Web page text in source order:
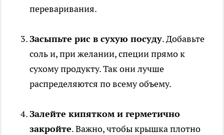
переваривания.
Засыпьте рис в сухую посуду. Добавьте
соль и, при желании, специи прямо к
сухому продукту. Так они лучше
распределяются по всему объему.
Залейте кипятком и герметично
закройте. Важно, чтобы крышка плотно